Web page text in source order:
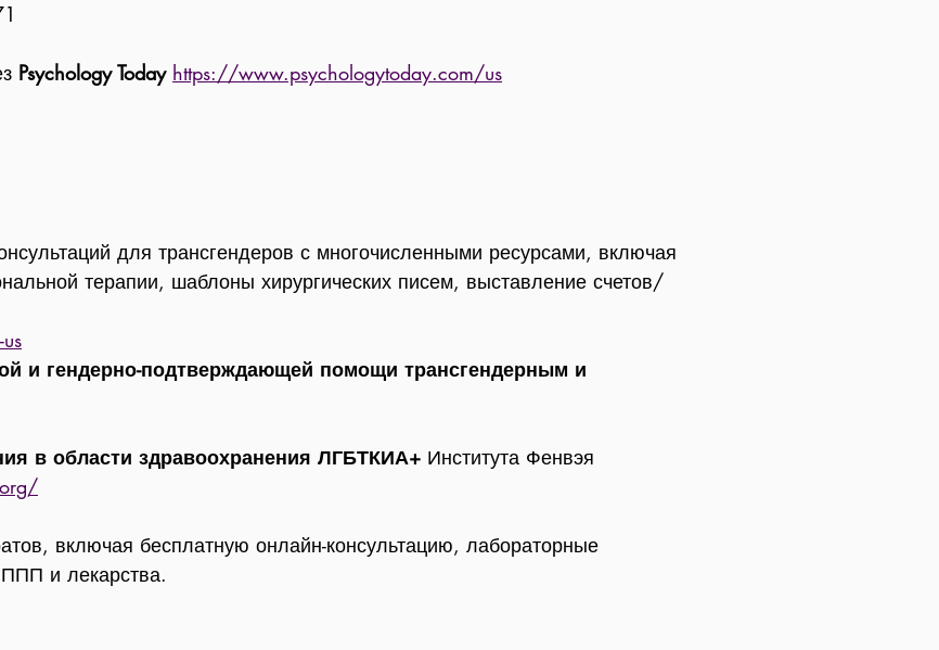
Psychology Today https://www.psychologytoday.com/us
для трансгендеров с многочисленными ресурсами, включая
терапии, шаблоны хирургических писем, выставление счетов/
и гендерно-подтверждающей помощи трансгендерным и
в области здравоохранения ЛГБТКИА+ Института Фенвэя
включая бесплатную онлайн-консультацию, лабораторные
и лекарства.